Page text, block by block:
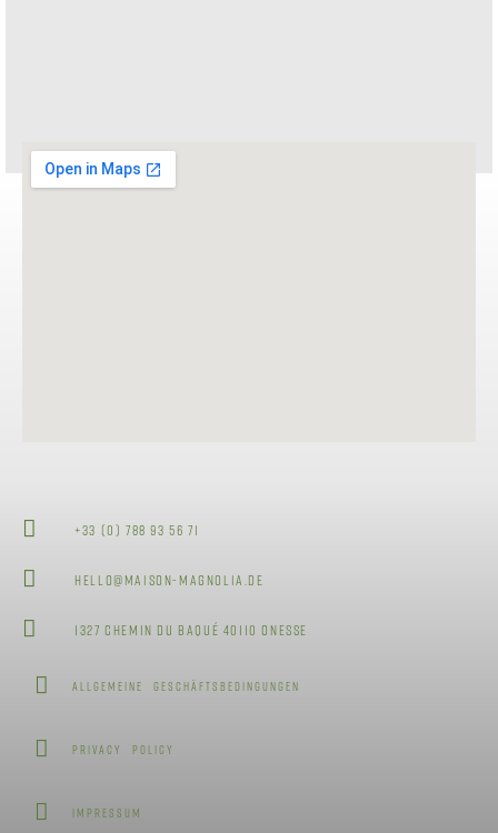
+33 (0) 788 93 56 71
hello@maison-magnolia.de
1327 Chemin du Baqué 40110 Onesse
allgemeine Geschäftsbedingungen
Privacy Policy
Impressum